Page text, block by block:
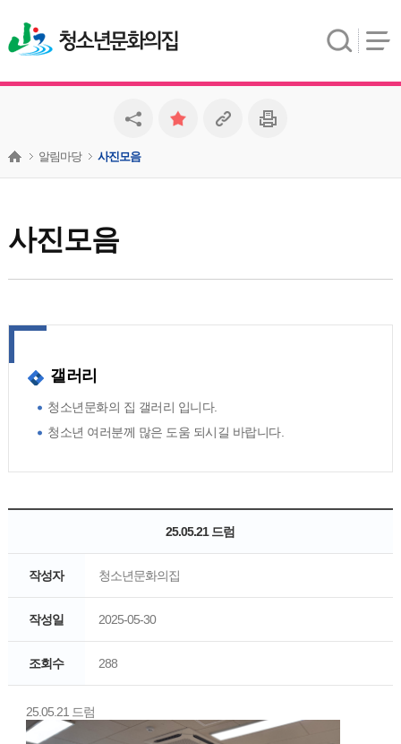
청소년문화의집
사진모음
알림마당 사진모음
갤러리
청소년문화의 집 갤러리 입니다.
청소년 여러분께 많은 도움 되시길 바랍니다.
25.05.21 드럼
작성자 청소년문화의집
작성일 2025-05-30
조회수 288
25.05.21 드럼